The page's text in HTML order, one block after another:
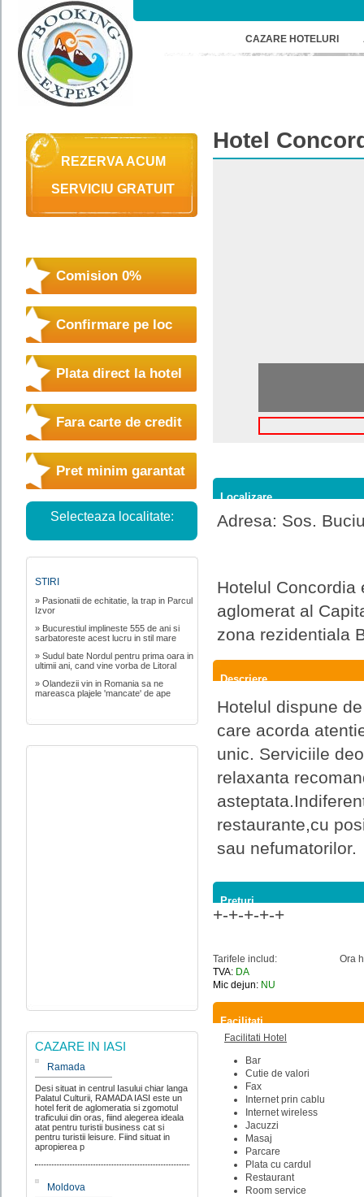
CAZARE HOTELURI
REZERVA ACUM
SERVICIU GRATUIT
Comision 0%
Confirmare pe loc
Plata direct la hotel
Fara carte de credit
Pret minim garantat
Selecteaza localitate:
STIRI
» Pasionatii de echitatie, la trap in Parcul
Izvor
» Bucurestiul implineste 555 de ani si
sarbatoreste acest lucru in stil mare
» Sudul bate Nordul pentru prima oara in
ultimii ani, cand vine vorba de Litoral
» Olandezii vin in Romania sa ne
mareasca plajele 'mancate' de ape
CAZARE IN IASI
Ramada
Desi situat in centrul Iasului chiar langa
Palatul Culturii, RAMADA IASI este un
hotel ferit de aglomeratia si zgomotul
traficului din oras, fiind alegerea ideala
atat pentru turistii business cat si
pentru turistii leisure. Fiind situat in
apropierea p
Moldova
Hotel
Localizare
Adresa: Sos.
Hotelul Concordia
aglomerat al
zona rezidentiala
Descriere
Hotelul dispune
care acorda
unic. Serviciile
relaxanta
restaurante,cu
sau nefumatorilor.
Preturi
+-+-+-+-+
Tarifele includ:
TVA: DA
Mic dejun: NU
Ora
Facilitati
Facilitati Hotel
Bar
Cutie de valori
Fax
Internet prin cablu
Internet wireless
Jacuzzi
Masaj
Parcare
Plata cu cardul
Restaurant
Room service